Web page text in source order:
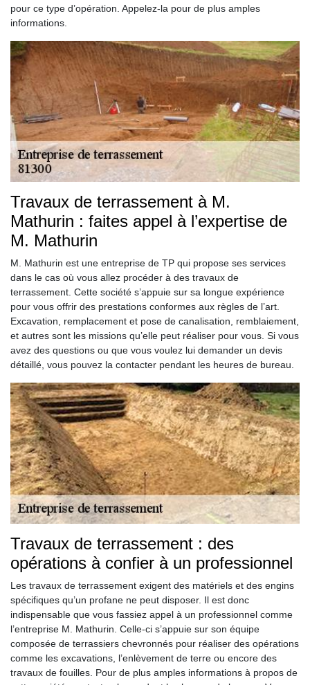
pour ce type d’opération. Appelez-la pour de plus amples
informations.
Travaux de terrassement à M.
Mathurin : faites appel à l’expertise de
M. Mathurin
M. Mathurin est une entreprise de TP qui propose ses services
dans le cas où vous allez procéder à des travaux de
terrassement. Cette société s’appuie sur sa longue expérience
pour vous offrir des prestations conformes aux règles de l’art.
Excavation, remplacement et pose de canalisation, remblaiement,
et autres sont les missions qu’elle peut réaliser pour vous. Si vous
avez des questions ou que vous voulez lui demander un devis
détaillé, vous pouvez la contacter pendant les heures de bureau.
Travaux de terrassement : des
opérations à confier à un professionnel
Les travaux de terrassement exigent des matériels et des engins
spécifiques qu’un profane ne peut disposer. Il est donc
indispensable que vous fassiez appel à un professionnel comme
l’entreprise M. Mathurin. Celle-ci s’appuie sur son équipe
composée de terrassiers chevronnés pour réaliser des opérations
comme les excavations, l’enlèvement de terre ou encore des
travaux de fouilles. Pour de plus amples informations à propos de